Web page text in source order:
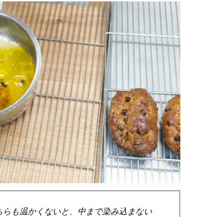
らも温かくないと、中まで染み込まない